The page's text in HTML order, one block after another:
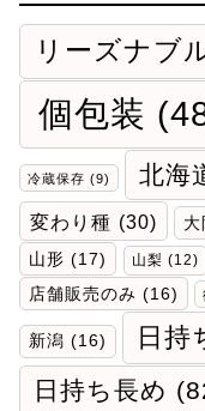
リーズナブ
個包装
冷蔵保存 (9) 北海
変わり種 (30) 大
山形 (17) 山梨 (12)
店舗販売のみ (16)
新潟 (16) 日持
日持ち長め